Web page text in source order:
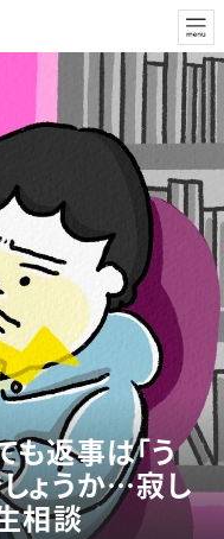
返事は「う
しょうか…寂し
相談